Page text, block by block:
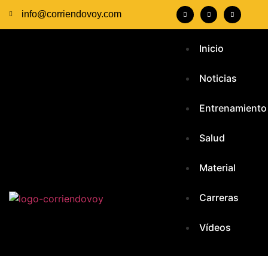
info@corriendovoy.com
Inicio
Noticias
Entrenamiento
Salud
Material
Carreras
Vídeos